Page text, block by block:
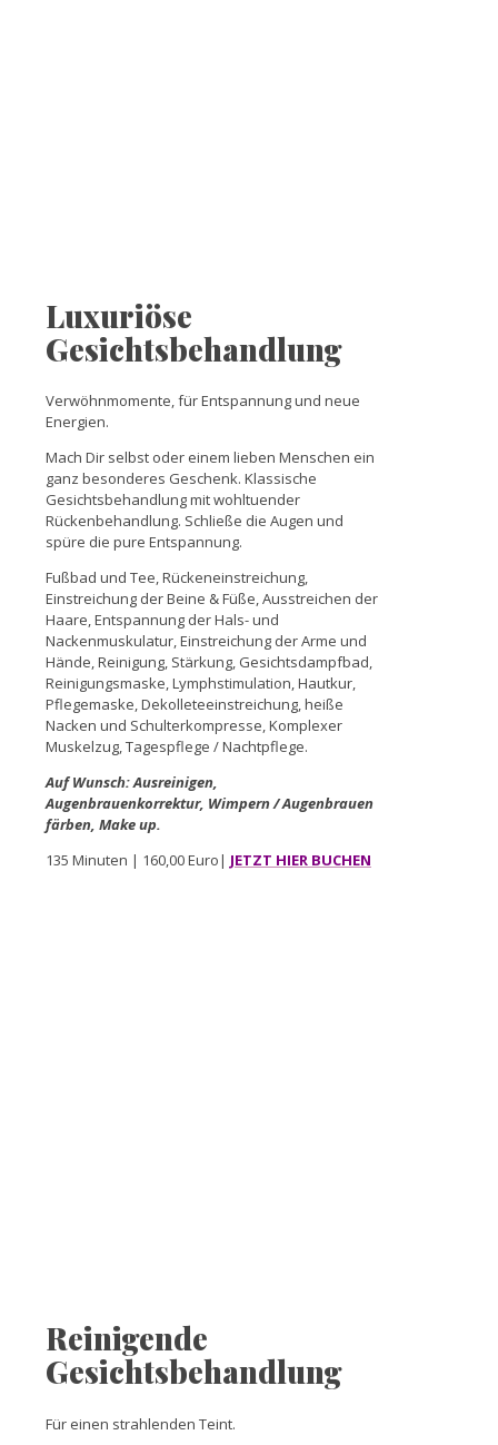
Luxuriöse
Gesichtsbehandlung
Verwöhnmomente, für Entspannung und neue
Energien.
Mach Dir selbst oder einem lieben Menschen ein
ganz besonderes Geschenk. Klassische
Gesichtsbehandlung mit wohltuender
Rückenbehandlung. Schließe die Augen und
spüre die pure Entspannung.
Fußbad und Tee, Rückeneinstreichung,
Einstreichung der Beine & Füße, Ausstreichen der
Haare, Entspannung der Hals- und
Nackenmuskulatur, Einstreichung der Arme und
Hände, Reinigung, Stärkung, Gesichtsdampfbad,
Reinigungsmaske, Lymphstimulation, Hautkur,
Pflegemaske, Dekolleteeinstreichung, heiße
Nacken und Schulterkompresse, Komplexer
Muskelzug, Tagespflege / Nachtpflege.
Auf Wunsch: Ausreinigen,
Augenbrauenkorrektur, Wimpern / Augenbrauen
färben, Make up.
135 Minuten | 160,00 Euro| JETZT HIER BUCHEN
Reinigende
Gesichtsbehandlung
Für einen strahlenden Teint.